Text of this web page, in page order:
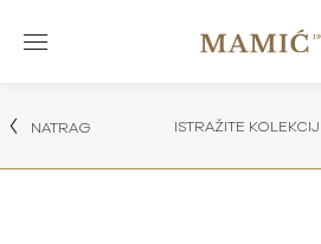
NATRAG ISTRAŽITE